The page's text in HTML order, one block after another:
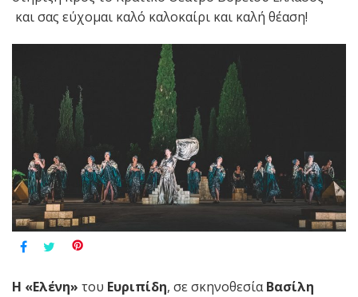
και σας εύχομαι καλό καλοκαίρι και καλή θέαση!
H «Ελένη» του Ευριπίδη, σε σκηνοθεσίαΒασίλη